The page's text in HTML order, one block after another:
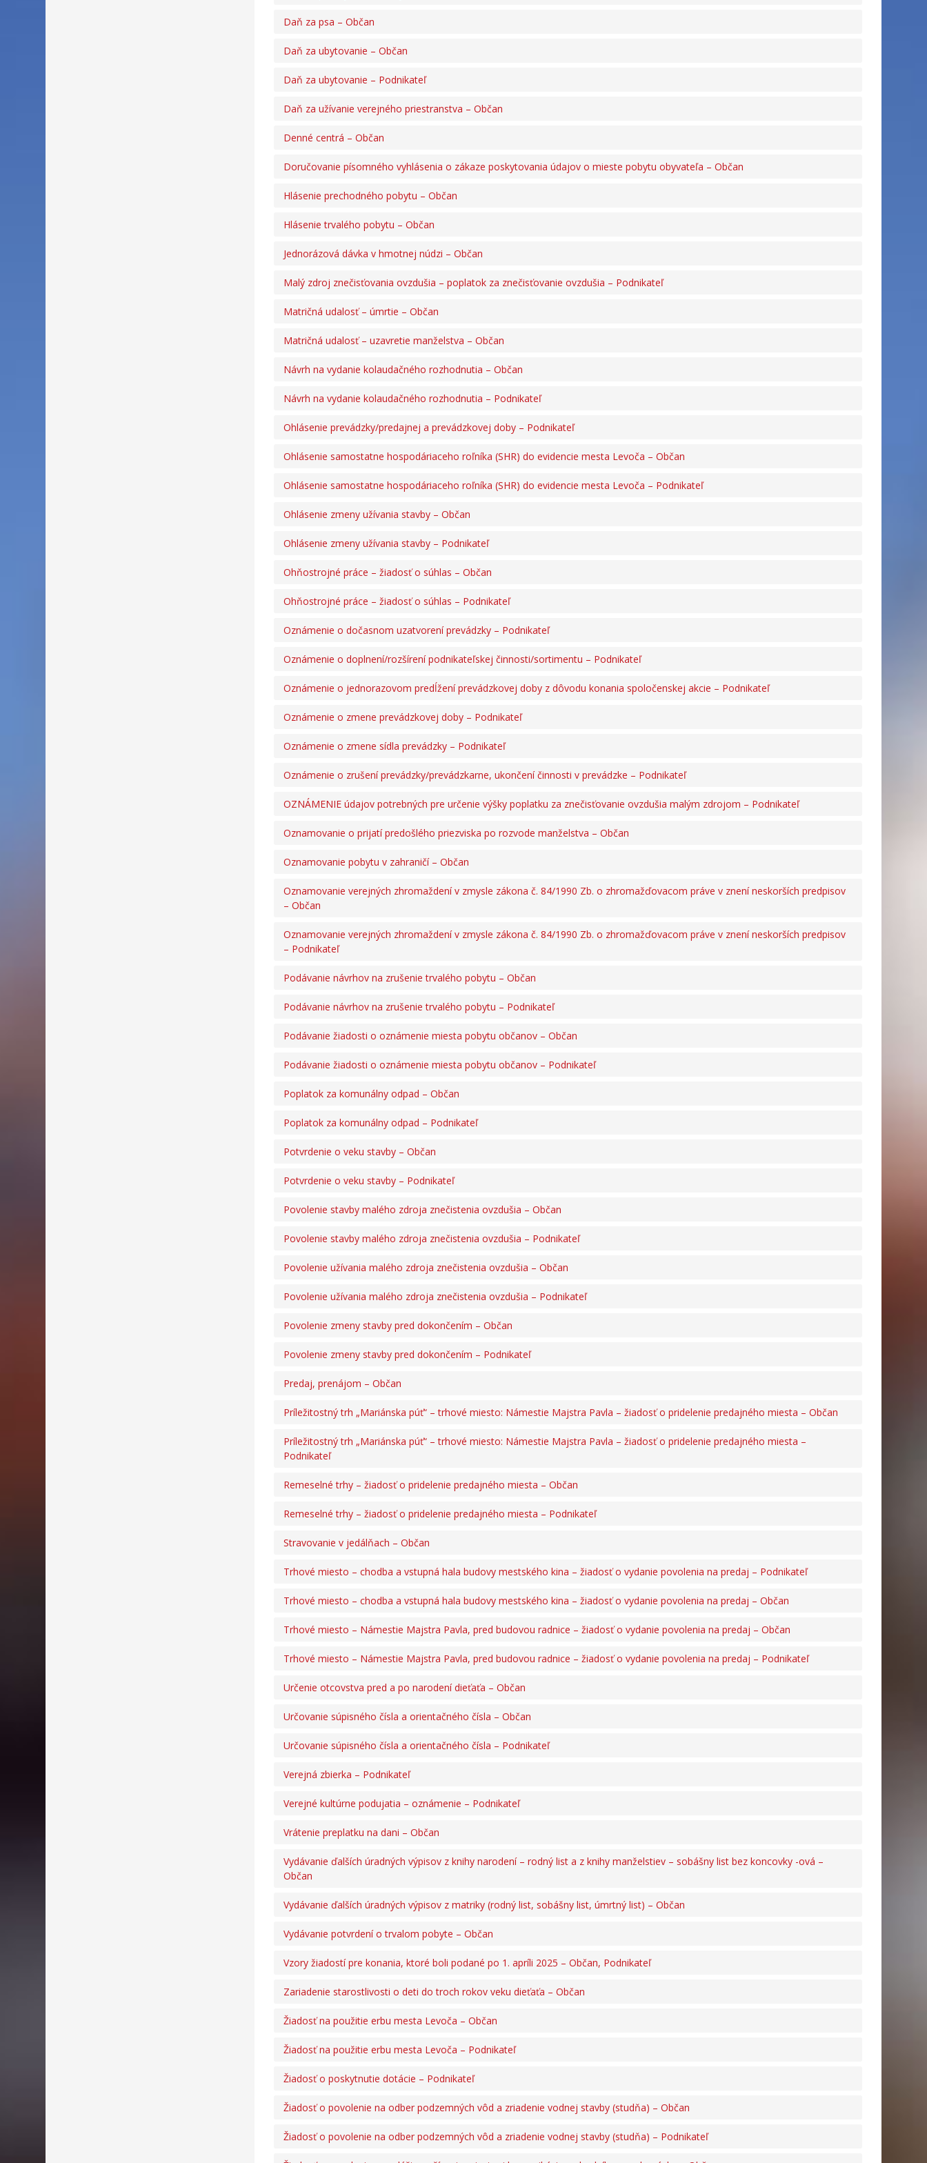
Daň za psa – Občan
Daň za ubytovanie – Občan
Daň za ubytovanie – Podnikateľ
Daň za užívanie verejného priestranstva – Občan
Denné centrá – Občan
Doručovanie písomného vyhlásenia o zákaze poskytovania údajov o mieste pobytu obyvateľa – Občan
Hlásenie prechodného pobytu – Občan
Hlásenie trvalého pobytu – Občan
Jednorázová dávka v hmotnej núdzi – Občan
Malý zdroj znečisťovania ovzdušia – poplatok za znečisťovanie ovzdušia – Podnikateľ
Matričná udalosť – úmrtie – Občan
Matričná udalosť – uzavretie manželstva – Občan
Návrh na vydanie kolaudačného rozhodnutia – Občan
Návrh na vydanie kolaudačného rozhodnutia – Podnikateľ
Ohlásenie prevádzky/predajnej a prevádzkovej doby – Podnikateľ
Ohlásenie samostatne hospodáriaceho roľníka (SHR) do evidencie mesta Levoča – Občan
Ohlásenie samostatne hospodáriaceho roľníka (SHR) do evidencie mesta Levoča – Podnikateľ
Ohlásenie zmeny užívania stavby – Občan
Ohlásenie zmeny užívania stavby – Podnikateľ
Ohňostrojné práce – žiadosť o súhlas – Občan
Ohňostrojné práce – žiadosť o súhlas – Podnikateľ
Oznámenie o dočasnom uzatvorení prevádzky – Podnikateľ
Oznámenie o doplnení/rozšírení podnikateľskej činnosti/sortimentu – Podnikateľ
Oznámenie o jednorazovom predĺžení prevádzkovej doby z dôvodu konania spoločenskej akcie – Podnikateľ
Oznámenie o zmene prevádzkovej doby – Podnikateľ
Oznámenie o zmene sídla prevádzky – Podnikateľ
Oznámenie o zrušení prevádzky/prevádzkarne, ukončení činnosti v prevádzke – Podnikateľ
OZNÁMENIE údajov potrebných pre určenie výšky poplatku za znečisťovanie ovzdušia malým zdrojom – Podnikateľ
Oznamovanie o prijatí predošlého priezviska po rozvode manželstva – Občan
Oznamovanie pobytu v zahraničí – Občan
Oznamovanie verejných zhromaždení v zmysle zákona č. 84/1990 Zb. o zhromažďovacom práve v znení neskorších predpisov
– Občan
Oznamovanie verejných zhromaždení v zmysle zákona č. 84/1990 Zb. o zhromažďovacom práve v znení neskorších predpisov
– Podnikateľ
Podávanie návrhov na zrušenie trvalého pobytu – Občan
Podávanie návrhov na zrušenie trvalého pobytu – Podnikateľ
Podávanie žiadosti o oznámenie miesta pobytu občanov – Občan
Podávanie žiadosti o oznámenie miesta pobytu občanov – Podnikateľ
Poplatok za komunálny odpad – Občan
Poplatok za komunálny odpad – Podnikateľ
Potvrdenie o veku stavby – Občan
Potvrdenie o veku stavby – Podnikateľ
Povolenie stavby malého zdroja znečistenia ovzdušia – Občan
Povolenie stavby malého zdroja znečistenia ovzdušia – Podnikateľ
Povolenie užívania malého zdroja znečistenia ovzdušia – Občan
Povolenie užívania malého zdroja znečistenia ovzdušia – Podnikateľ
Povolenie zmeny stavby pred dokončením – Občan
Povolenie zmeny stavby pred dokončením – Podnikateľ
Predaj, prenájom – Občan
Príležitostný trh „Mariánska púť“ – trhové miesto: Námestie Majstra Pavla – žiadosť o pridelenie predajného miesta – Občan
Príležitostný trh „Mariánska púť“ – trhové miesto: Námestie Majstra Pavla – žiadosť o pridelenie predajného miesta –
Podnikateľ
Remeselné trhy – žiadosť o pridelenie predajného miesta – Občan
Remeselné trhy – žiadosť o pridelenie predajného miesta – Podnikateľ
Stravovanie v jedálňach – Občan
Trhové miesto – chodba a vstupná hala budovy mestského kina – žiadosť o vydanie povolenia na predaj – Podnikateľ
Trhové miesto – chodba a vstupná hala budovy mestského kina – žiadosť o vydanie povolenia na predaj – Občan
Trhové miesto – Námestie Majstra Pavla, pred budovou radnice – žiadosť o vydanie povolenia na predaj – Občan
Trhové miesto – Námestie Majstra Pavla, pred budovou radnice – žiadosť o vydanie povolenia na predaj – Podnikateľ
Určenie otcovstva pred a po narodení dieťaťa – Občan
Určovanie súpisného čísla a orientačného čísla – Občan
Určovanie súpisného čísla a orientačného čísla – Podnikateľ
Verejná zbierka – Podnikateľ
Verejné kultúrne podujatia – oznámenie – Podnikateľ
Vrátenie preplatku na dani – Občan
Vydávanie ďalších úradných výpisov z knihy narodení – rodný list a z knihy manželstiev – sobášny list bez koncovky -ová –
Občan
Vydávanie ďalších úradných výpisov z matriky (rodný list, sobášny list, úmrtný list) – Občan
Vydávanie potvrdení o trvalom pobyte – Občan
Vzory žiadostí pre konania, ktoré boli podané po 1. apríli 2025 – Občan, Podnikateľ
Zariadenie starostlivosti o deti do troch rokov veku dieťaťa – Občan
Žiadosť na použitie erbu mesta Levoča – Občan
Žiadosť na použitie erbu mesta Levoča – Podnikateľ
Žiadosť o poskytnutie dotácie – Podnikateľ
Žiadosť o povolenie na odber podzemných vôd a zriadenie vodnej stavby (studňa) – Občan
Žiadosť o povolenie na odber podzemných vôd a zriadenie vodnej stavby (studňa) – Podnikateľ